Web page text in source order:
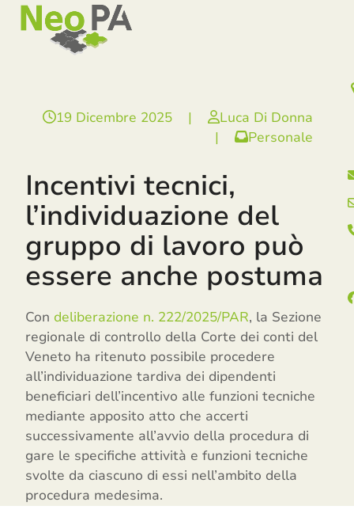
SkipOpen
mobile
menu
Close
mobile
menu
19 Dicembre 2025 |
Luca Di Donna
|
Personale
Incentivi tecnici,
l’individuazione del
gruppo di lavoro può
essere anche postuma
Con deliberazione n. 222/2025/PAR, la Sezione
regionale di controllo della Corte dei conti del
Veneto ha ritenuto possibile procedere
all’individuazione tardiva dei dipendenti
beneficiari dell’incentivo alle funzioni tecniche
mediante apposito atto che accerti
successivamente all’avvio della procedura di
gare le specifiche attività e funzioni tecniche
svolte da ciascuno di essi nell’ambito della
procedura medesima.